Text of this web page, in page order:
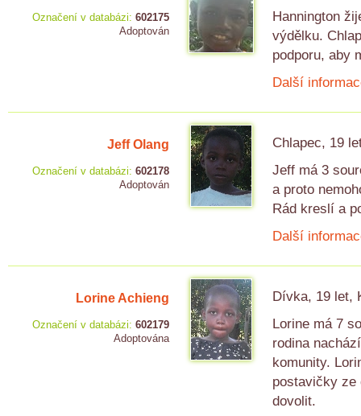
Označení v databázi: 602175
Adoptován
Hannington
výdělku.
podporu, aby
Další
Jeff Olang
Označení v databázi: 602178
Adoptován
Chlapec, 19
Jeff má 3
a proto
Rád kreslí a
Další
Lorine Achieng
Označení v databázi: 602179
Adoptována
Dívka, 19 let,
Lorine má 7
rodina
komunity.
postavičky ze
dovolit.